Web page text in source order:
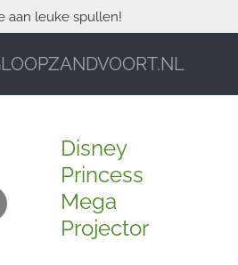
aan leuke spullen!
Disney
Princess
Mega
Projector